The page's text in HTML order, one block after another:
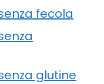
fecola
glutine